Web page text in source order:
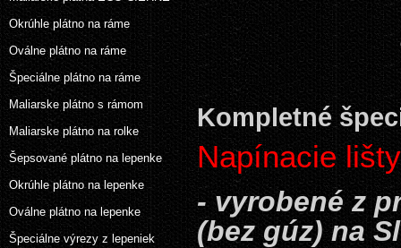
Okrúhle plátno na ráme
Oválne plátno na ráme
Špeciálne plátno na ráme
Maliarske plátno s rámom
Maliarske plátno na rolke
Šepsované plátno na lepenke
Okrúhle plátno na lepenke
Oválne plátno na lepenke
Špeciálne výrezy z lepeniek
Kompletné
Napínacie
- vyrobené z
(bez gúz) na